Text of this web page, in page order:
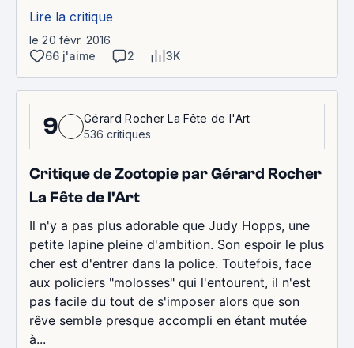
Lire la critique
le 20 févr. 2016
66 j'aime
2 3K
9
Gérard Rocher La Fête de l'Art
536 critiques
Critique de Zootopie par Gérard Rocher
La Fête de l'Art
Il n'y a pas plus adorable que Judy Hopps, une
petite lapine pleine d'ambition. Son espoir le plus
cher est d'entrer dans la police. Toutefois, face
aux policiers "molosses" qui l'entourent, il n'est
pas facile du tout de s'imposer alors que son
rêve semble presque accompli en étant mutée
à...